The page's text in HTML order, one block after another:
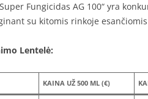
Fungicidas AG 100“ yra
su kitomis rinkoje
Lentelė:
KAINA UŽ 500 ML (€)